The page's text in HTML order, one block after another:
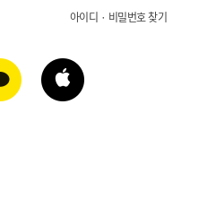
아이디 · 비밀번호 찾기